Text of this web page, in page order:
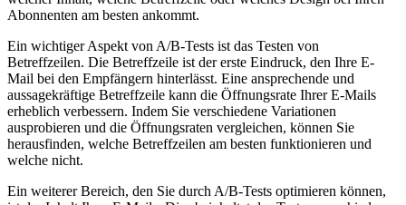
Abonnenten am besten ankommt.
Ein wichtiger Aspekt von A/B-Tests ist das Testen von
Betreffzeilen. Die Betreffzeile ist der erste Eindruck, den Ihre E-
Mail bei den Empfängern hinterlässt. Eine ansprechende und
aussagekräftige Betreffzeile kann die Öffnungsrate Ihrer E-Mails
erheblich verbessern. Indem Sie verschiedene Variationen
ausprobieren und die Öffnungsraten vergleichen, können Sie
herausfinden, welche Betreffzeilen am besten funktionieren und
welche nicht.
Ein weiterer Bereich, den Sie durch A/B-Tests optimieren können,